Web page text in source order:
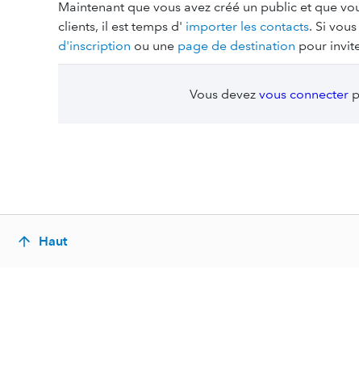
Maintenant que vous avez créé un public et que
clients, il est temps d' importer les contacts. Si
d'inscription ou une page de destination pour
Vous devezvous connecter
Haut